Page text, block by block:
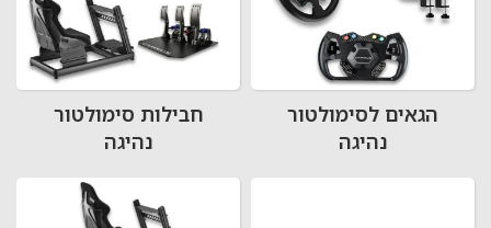
הגאים לסימולטור
נהיגה
חבילות סימולטור
נהיגה